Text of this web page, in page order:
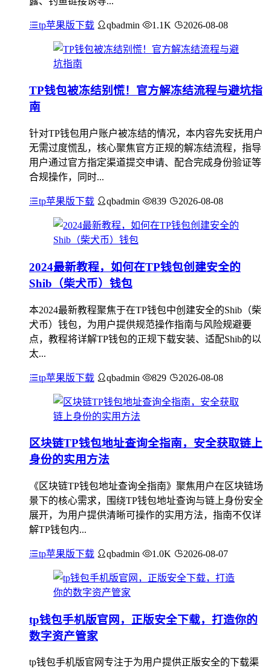
tp苹果版下载 qbadmin 1.1K 2026-08-08
TP钱包被冻结别慌！官方解冻结流程与避坑指
南
针对TP钱包用户账户被冻结的情况，本内容先安抚用户
无需过度慌乱，核心聚焦官方正规的解冻结流程，指导
用户通过官方指定渠道提交申请、配合完成身份验证等
合规操作，同时...
tp苹果版下载 qbadmin 839 2026-08-08
2024最新教程，如何在TP钱包创建安全的
Shib（柴犬币）钱包
本2024最新教程聚焦于在TP钱包中创建安全的Shib（柴
犬币）钱包，为用户提供规范操作指南与风险规避要
点，教程将详解TP钱包的正规下载安装、适配Shib的以
太...
tp苹果版下载 qbadmin 829 2026-08-08
区块链TP钱包地址查询全指南，安全获取链上
身份的实用方法
《区块链TP钱包地址查询全指南》聚焦用户在区块链场
景下的核心需求，围绕TP钱包地址查询与链上身份安全
展开，为用户提供清晰可操作的实用方法，指南不仅详
解TP钱包内...
tp苹果版下载 qbadmin 1.0K 2026-08-07
tp钱包手机版官网，正版安全下载，打造你的
数字资产管家
tp钱包手机版官网专注于为用户提供正版安全的下载渠